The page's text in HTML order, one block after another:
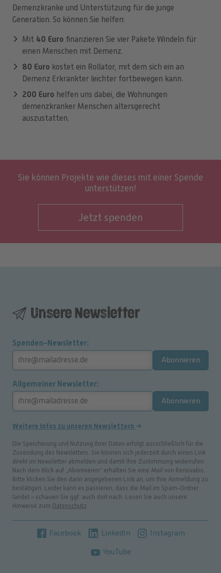
Demenzkranke und Unterstützung für die junge
Generation. So können Sie helfen:
Mit 40 Euro finanzieren Sie vier Pakete Windeln für
einen Menschen mit Demenz.
80 Euro kostet ein Rollator, mit dem sich ein an
Demenz Erkrankter leichter fortbewegen kann.
200 Euro helfen uns dabei, die Wohnungen
demenzkranker Menschen altersgerecht
auszustatten.
Sie können Projekte wie dieses mit einer Spende
unterstützen!
Jetzt spenden
Unsere Newsletter
Spenden-Newsletter
Abonnieren
Allgemeiner Newsletter
Abonnieren
Weitere Infos zu unseren Newslettern
Die Speicherung und Nutzung Ihrer Daten erfolgt ausschließlich für die
Zusendung des Newsletters. Sie können sich jederzeit durch einen Link
direkt im Newsletter abmelden und damit Ihre Zustimmung widerrufen.
Nach dem Klick auf „Abonnieren“ erhalten Sie eine Mail von Renovabis.
Bitte klicken Sie den darin angegebenen Link an, um Ihre Anmeldung zu
bestätigen. Leider kann es passieren, dass die Mail im Spam-Ordner
landet – schauen Sie ggf. auch dort nach. Lesen Sie auch unsere
Hinweise zum Datenschutz
Facebook LinkedIn Instagram
YouTube